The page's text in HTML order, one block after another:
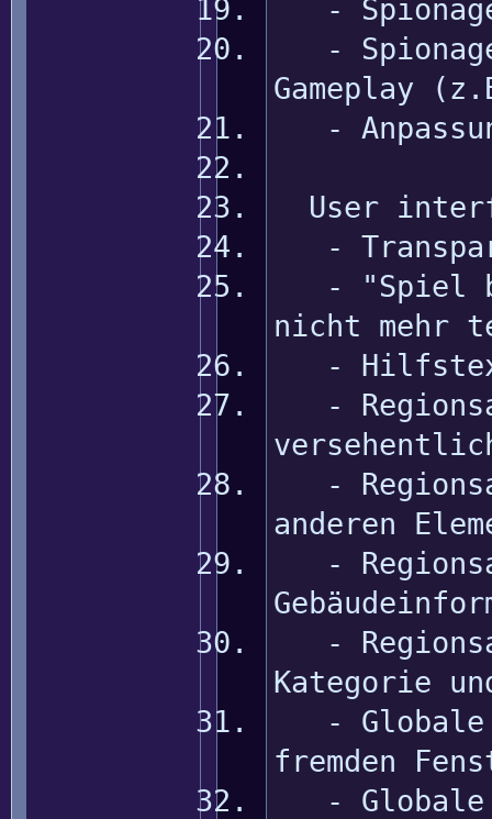
- Spionage
- Spionage
Gameplay
-
User
-
- "Spiel
nicht mehr
-
-
-
anderen
-
-
Kategorie
- Globale
fremden
- Globale